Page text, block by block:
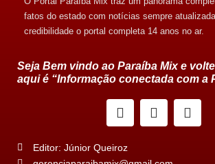
fatos do estado com notícias sempre
credibilidade o portal completa 14 anos no ar.
Seja Bem vindo ao Paraíba Mix e
aqui é “Informação conectada com a
Editor: Júnior Queiroz